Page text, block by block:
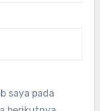
saya pada